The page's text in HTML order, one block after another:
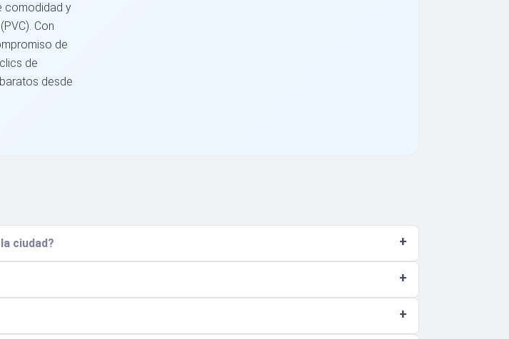
comodidad y
Con
de
de
desde
ciudad?